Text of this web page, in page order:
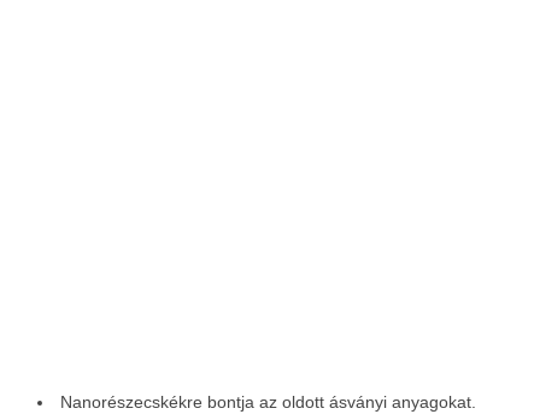
Nanorészecskékre bontja az oldott ásványi anyagokat.